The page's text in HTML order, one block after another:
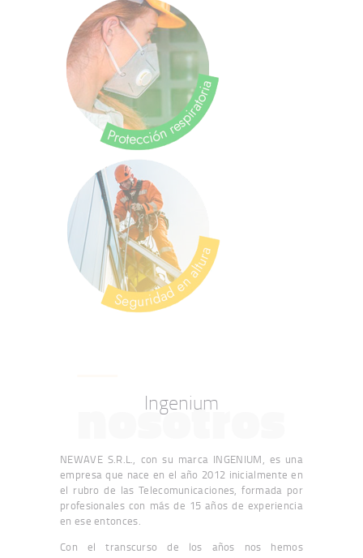
nosotros
Ingenium
NEWAVE S.R.L., con su marca INGENIUM, es una
empresa que nace en el año 2012 inicialmente en
el rubro de las Telecomunicaciones, formada por
profesionales con más de 15 años de experiencia
en ese entonces.
Con el transcurso de los años nos hemos